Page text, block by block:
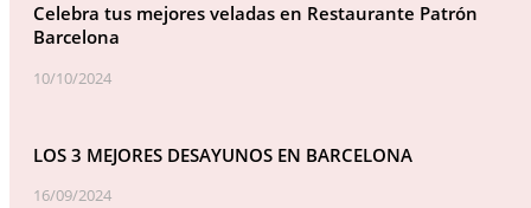
Celebra tus mejores veladas en Restaurante Patrón
Barcelona
10/10/2024
LOS 3 MEJORES DESAYUNOS EN BARCELONA
16/09/2024